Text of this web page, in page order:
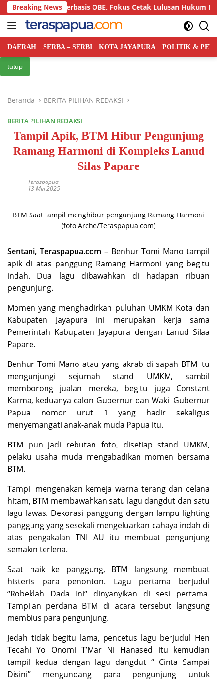
Langsung
ke
konten
Breaking News
Berbasis OBE, Fokus Cetak Lulusan Hukum Berdaya
DAERAH SERBA – SERBI KOTA JAYAPURA POLITIK &
tutup
Beranda BERITA PILIHAN REDAKSI
BERITA PILIHAN REDAKSI
Tampil Apik, BTM Hibur Pengunjung
Ramang Harmoni di Kompleks Lanud
Silas Papare
Teraspapua
13 Mei 2025
BTM Saat tampil menghibur pengunjung Ramang Harmoni
(foto Arche/Teraspapua.com)
Sentani, Teraspapua.com – Benhur Tomi Mano tampil
apik di atas panggung Ramang Harmoni yang begitu
indah. Dua lagu dibawahkan di hadapan ribuan
pengunjung.
Momen yang menghadirkan puluhan UMKM Kota dan
Kabupaten Jayapura ini merupakan kerja sama
Pemerintah Kabupaten Jayapura dengan Lanud Silaa
Papare.
Benhur Tomi Mano atau yang akrab di sapah BTM itu
mengunjungi sejumah stand UMKM, sambil
memborong jualan mereka, begitu juga Constant
Karma, keduanya calon Gubernur dan Wakil Gubernur
Papua nomor urut 1 yang hadir sekaligus
menyemangati anak-anak muda Papua itu.
BTM pun jadi rebutan foto, disetiap stand UMKM,
pelaku usaha muda mengabadikan momen bersama
BTM.
Tampil mengenakan kemeja warna terang dan celana
hitam, BTM membawahkan satu lagu dangdut dan satu
lagu lawas. Dekorasi panggung dengan lampu lighting
panggung yang sesekali mengeluarkan cahaya indah di
atas pengakalan TNI AU itu membuat pengunjung
semakin terlena.
Saat naik ke panggung, BTM langsung membuat
histeris para penonton. Lagu pertama berjudul
“Robeklah Dada Ini“ dinyanyikan di sesi pertama.
Tampilan perdana BTM di acara tersebut langsung
membius para pengunjung.
Jedah tidak begitu lama, pencetus lagu berjudul Hen
Tecahi Yo Onomi T’Mar Ni Hanased itu kemudian
tampil kedua dengan lagu dangdut “ Cinta Sampai
Disini” mengundang para pengunjung untuk